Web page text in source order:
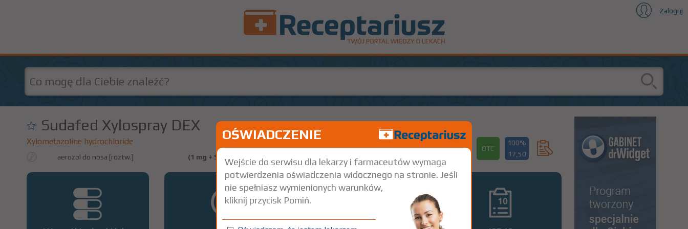
Zaloguj
Sudafed Xylospray DEX
Xylometazoline hydrochloride
aerozol do nosa [roztw.] (1 mg + 50 mg)/ml 1 but. 10 ml
OTC
100%
17,50
OŚWIADCZENIE
Wejście do serwisu dla lekarzy i farmaceutów wymaga
potwierdzenia oświadczenia widocznego na stronie. Jeśli
nie spełniasz wymienionych warunków,
kliknij przycisk Pomiń.